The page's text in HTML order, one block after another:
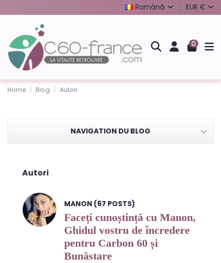
Română EUR €
0
Home Blog Autori
NAVIGATION DU BLOG
Autori
MANON (67 POSTS)
Faceți cunoștință cu Manon,
Ghidul vostru de încredere
pentru Carbon 60 și
Bunăstare